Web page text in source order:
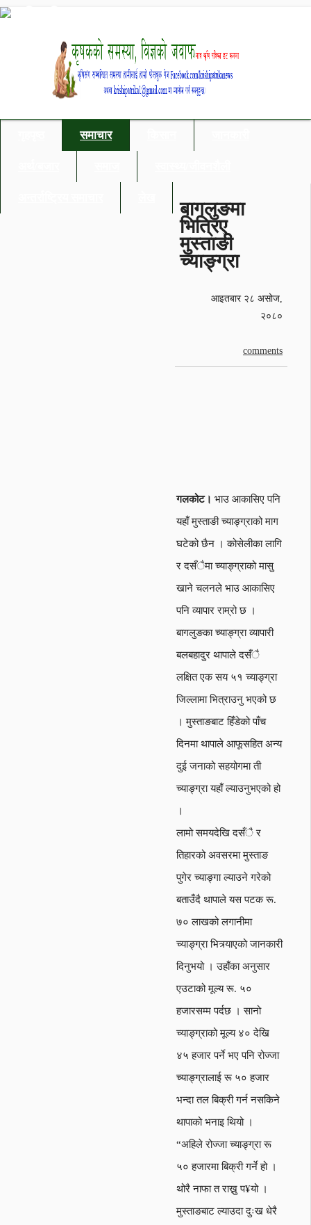
समाचार
बागलुङमा
भित्रिए
मुस्ताङी
च्याङ्ग्रा
आइतबार २८ असोज,
२०८०
comments
गलकोट। भाउ आकासिए पनि
यहाँ मुस्ताङी च्याङ्ग्राको माग
घटेको छैन । कोसेलीका लागि
र दसँैमा च्याङ्ग्राको मासु
खाने चलनले भाउ आकासिए
पनि व्यापार राम्रो छ ।
बागलुङका च्याङ्ग्रा व्यापारी
बलबहादुर थापाले दसँंै
लक्षित एक सय ५१ च्याङ्ग्रा
जिल्लामा भित्राउनु भएको छ
। मुस्ताङबाट हिँडेको पाँच
दिनमा थापाले आफूसहित अन्य
दुई जनाको सहयोगमा ती
च्याङ्ग्रा यहाँ ल्याउनुभएको हो
।
लामो समयदेखि दसँै र
तिहारको अवसरमा मुस्ताङ
पुगेर च्याङ्गा ल्याउने गरेको
बताउँदै थापाले यस पटक रू.
७० लाखको लगानीमा
च्याङ्ग्रा भित्र्याएको जानकारी
दिनुभयो । उहाँका अनुसार
एउटाको मूल्य रू. ५०
हजारसम्म पर्दछ । सानो
च्याङ्ग्राको मूल्य ४० देखि
४५ हजार पर्ने भए पनि रोज्जा
च्याङ्ग्रालाई रू ५० हजार
भन्दा तल बिक्री गर्न नसकिने
थापाको भनाइ थियो ।
“अहिले रोज्जा च्याङ्ग्रा रू
५० हजारमा बिक्री गर्ने हो ।
थोरै नाफा त राख्नु प¥यो ।
मुस्ताङबाट ल्याउदा दुःख धेरै